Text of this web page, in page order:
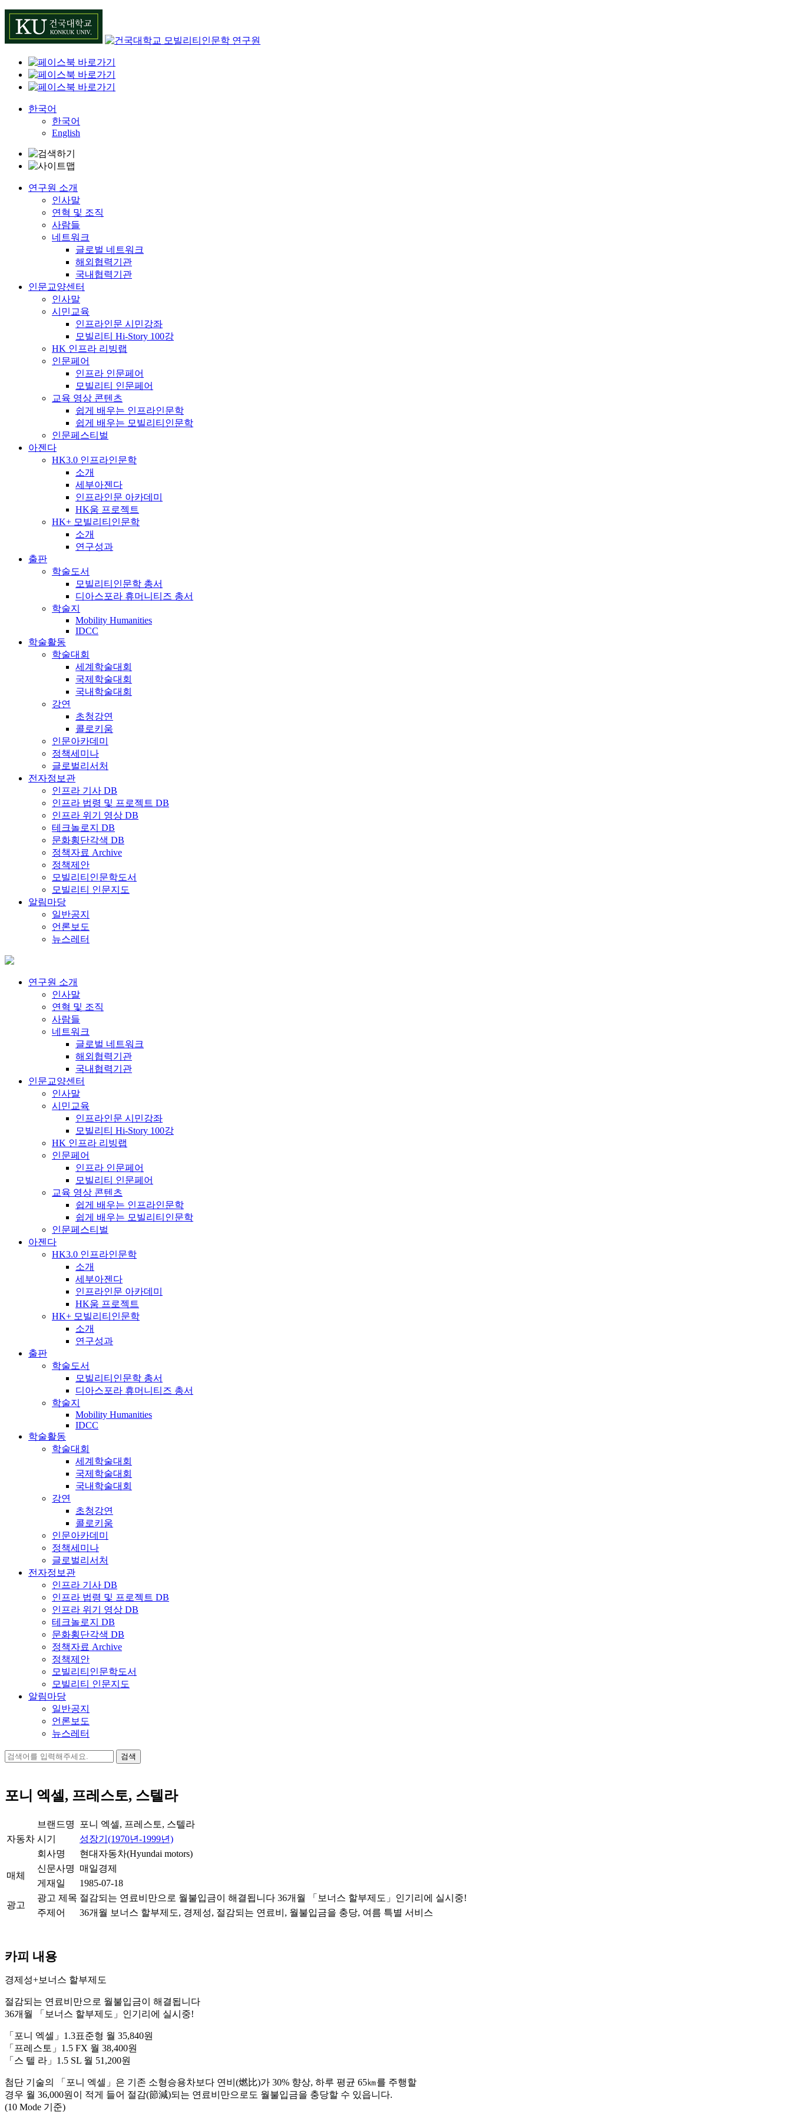
Skip
content
한국어
한국어
English
연구원 소개
인사말
연혁 및 조직
사람들
네트워크
글로벌 네트워크
해외협력기관
국내협력기관
인문교양센터
인사말
시민교육
인프라인문 시민강좌
모빌리티 Hi-Story 100강
HK 인프라 리빙랩
인문페어
인프라 인문페어
모빌리티 인문페어
교육 영상 콘텐츠
쉽게 배우는 인프라인문학
쉽게 배우는 모빌리티인문학
인문페스티벌
아젠다
HK3.0 인프라인문학
소개
세부아젠다
인프라인문 아카데미
HK움 프로젝트
HK+ 모빌리티인문학
소개
연구성과
출판
학술도서
모빌리티인문학 총서
디아스포라 휴머니티즈 총서
학술지
Mobility Humanities
IDCC
학술활동
학술대회
세계학술대회
국제학술대회
국내학술대회
강연
초청강연
콜로키움
인문아카데미
정책세미나
글로벌리서처
전자정보관
인프라 기사 DB
인프라 법령 및 프로젝트 DB
인프라 위기 영상 DB
테크놀로지 DB
문화횡단각색 DB
정책자료 Archive
정책제안
모빌리티인문학도서
모빌리티 인문지도
알림마당
일반공지
언론보도
뉴스레터
연구원 소개
인사말
연혁 및 조직
사람들
네트워크
글로벌 네트워크
해외협력기관
국내협력기관
인문교양센터
인사말
시민교육
인프라인문 시민강좌
모빌리티 Hi-Story 100강
HK 인프라 리빙랩
인문페어
인프라 인문페어
모빌리티 인문페어
교육 영상 콘텐츠
쉽게 배우는 인프라인문학
쉽게 배우는 모빌리티인문학
인문페스티벌
아젠다
HK3.0 인프라인문학
소개
세부아젠다
인프라인문 아카데미
HK움 프로젝트
HK+ 모빌리티인문학
소개
연구성과
출판
학술도서
모빌리티인문학 총서
디아스포라 휴머니티즈 총서
학술지
Mobility Humanities
IDCC
학술활동
학술대회
세계학술대회
국제학술대회
국내학술대회
강연
초청강연
콜로키움
인문아카데미
정책세미나
글로벌리서처
전자정보관
인프라 기사 DB
인프라 법령 및 프로젝트 DB
인프라 위기 영상 DB
테크놀로지 DB
문화횡단각색 DB
정책자료 Archive
정책제안
모빌리티인문학도서
모빌리티 인문지도
알림마당
일반공지
언론보도
뉴스레터
검
포니 엑셀, 프레스토, 스텔라
자동차
브랜드명
포니 엑셀, 프레스토, 스텔라
시기
성장기(1970년-1999년)
회사명
현대자동차(Hyundai motors)
매체
신문사명
매일경제
게재일
1985-07-18
광고
광고 제목 절감되는 연료비만으로 월불입금이 해결됩니다 36개월 「보너스 할부제도」인기리에 실시중!
주제어
36개월 보너스 할부제도, 경제성, 절감되는 연료비, 월불입금을 충당, 여름 특별 서비스
카피 내용
경제성+보너스 할부제도
절감되는 연료비만으로 월불입금이 해결됩니다
36개월 「보너스 할부제도」인기리에 실시중!
「포니 엑셀」1.3표준형 월 35,840원
「프레스토」1.5 FX 월 38,400원
「스 텔 라」1.5 SL 월 51,200원
첨단 기술의 「포니 엑셀」은 기존 소형승용차보다 연비(燃比)가 30% 향상, 하루 평균 65㎞를 주행할
경우 월 36,000원이 적게 들어 절감(節減)되는 연료비만으로도 월불입금을 충당할 수 있읍니다.
(10 Mode 기준)